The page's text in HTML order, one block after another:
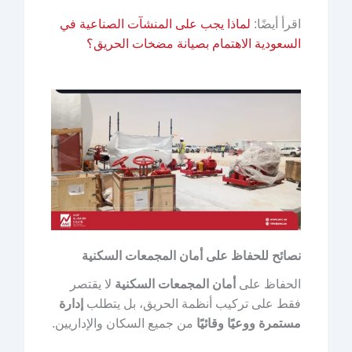
اقرأ أيضًا: لماذا يجب على المنشآت الصناعية في
السعودية الاهتمام بصيانة مضخات الحريق؟
نصائح للحفاظ على أمان المجمعات السكنية
الحفاظ على أمان المجمعات السكنية لا يقتصر
فقط على تركيب أنظمة الحريق، بل يتطلب إدارة
مستمرة ووعيًا وقائيًا من جميع السكان والإداريين.